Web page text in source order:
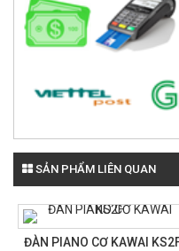
SẢN PHẨM LIÊN QUAN
Đàn Piano Cơ Kawai 502-F